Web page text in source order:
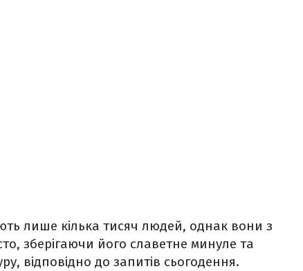
лише кілька тисяч людей, однак вони з
зберігаючи його славетне минуле та
відповідно до запитів сьогодення.